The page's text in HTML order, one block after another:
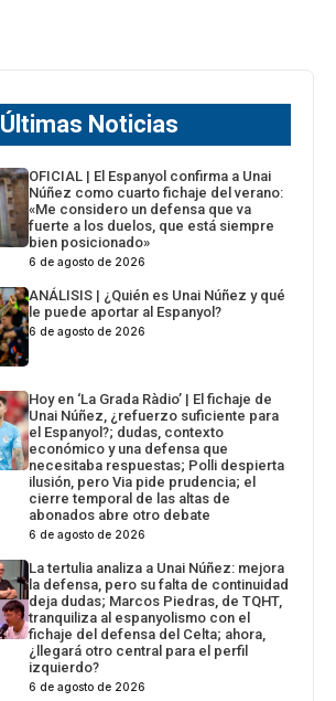
Últimas Noticias
OFICIAL | El Espanyol confirma a Unai
Núñez como cuarto fichaje del verano:
«Me considero un defensa que va
fuerte a los duelos, que está siempre
bien posicionado»
6 de agosto de 2026
ANÁLISIS | ¿Quién es Unai Núñez y qué
le puede aportar al Espanyol?
6 de agosto de 2026
Hoy en ‘La Grada Ràdio’ | El fichaje de
Unai Núñez, ¿refuerzo suficiente para
el Espanyol?; dudas, contexto
económico y una defensa que
necesitaba respuestas; Polli despierta
ilusión, pero Via pide prudencia; el
cierre temporal de las altas de
abonados abre otro debate
6 de agosto de 2026
La tertulia analiza a Unai Núñez: mejora
la defensa, pero su falta de continuidad
deja dudas; Marcos Piedras, de TQHT,
tranquiliza al espanyolismo con el
fichaje del defensa del Celta; ahora,
¿llegará otro central para el perfil
izquierdo?
6 de agosto de 2026